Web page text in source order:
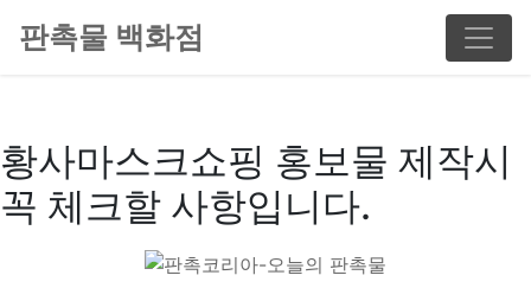
판촉물 백화점
황사마스크쇼핑 홍보물 제작시
꼭 체크할 사항입니다.